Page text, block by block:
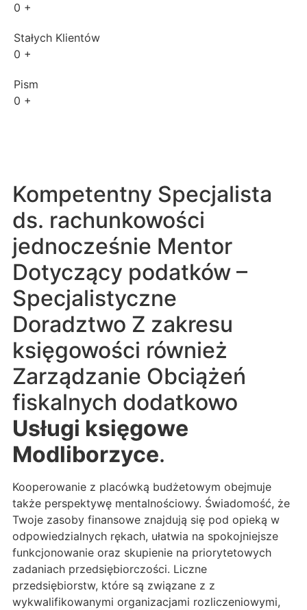
0 +
Stałych Klientów
0 +
Pism
0 +
Kompetentny Specjalista
ds. rachunkowości
jednocześnie Mentor
Dotyczący podatków –
Specjalistyczne
Doradztwo Z zakresu
księgowości również
Zarządzanie Obciążeń
fiskalnych dodatkowo
Usługi księgowe
Modliborzyce.
Kooperowanie z placówką budżetowym obejmuje
także perspektywę mentalnościowy. Świadomość, że
Twoje zasoby finansowe znajdują się pod opieką w
odpowiedzialnych rękach, ułatwia na spokojniejsze
funkcjonowanie oraz skupienie na priorytetowych
zadaniach przedsiębiorczości. Liczne
przedsiębiorstw, które są związane z z
wykwalifikowanymi organizacjami rozliczeniowymi,